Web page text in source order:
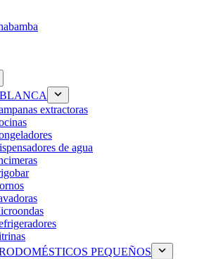
extractoras
de agua
PEQUEÑOS